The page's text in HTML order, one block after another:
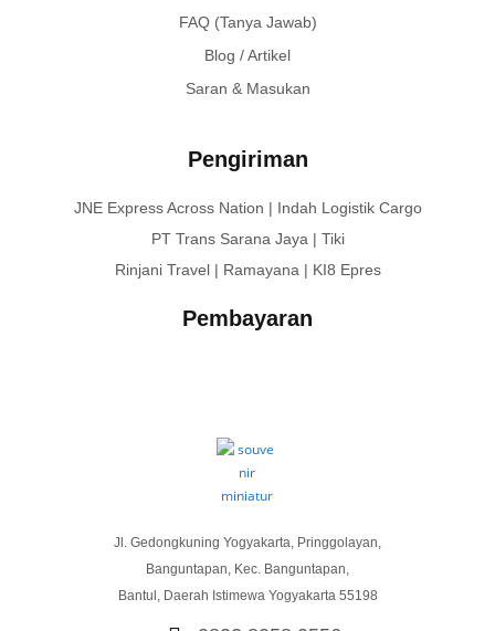
FAQ (Tanya Jawab)
Blog / Artikel
Saran & Masukan
Pengiriman
JNE Express Across Nation | Indah Logistik Cargo
PT Trans Sarana Jaya | Tiki
Rinjani Travel | Ramayana | KI8 Epres
Pembayaran
Jl. Gedongkuning Yogyakarta, Pringgolayan,
Banguntapan, Kec. Banguntapan,
Bantul, Daerah Istimewa Yogyakarta 55198